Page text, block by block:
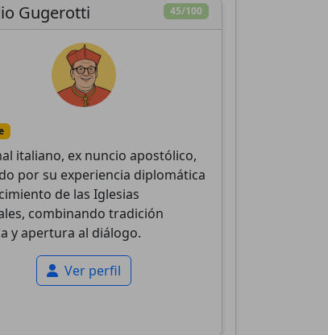
45/100
Gugerotti
italiano, ex nuncio apostólico,
por su experiencia diplomática
de las Iglesias
combinando tradición
y apertura al diálogo.
Ver perfil